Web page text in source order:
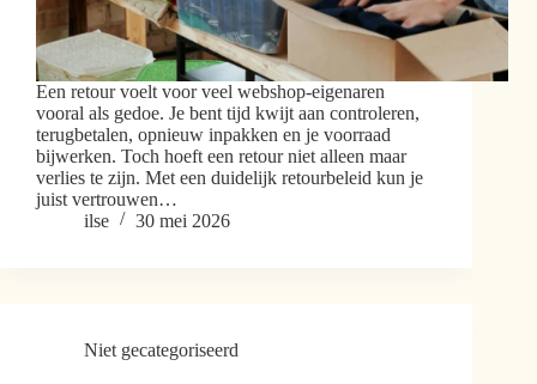
Een retour voelt voor veel webshop-eigenaren
vooral als gedoe. Je bent tijd kwijt aan controleren,
terugbetalen, opnieuw inpakken en je voorraad
bijwerken. Toch hoeft een retour niet alleen maar
verlies te zijn. Met een duidelijk retourbeleid kun je
juist vertrouwen…
ilse
30 mei 2026
Niet gecategoriseerd